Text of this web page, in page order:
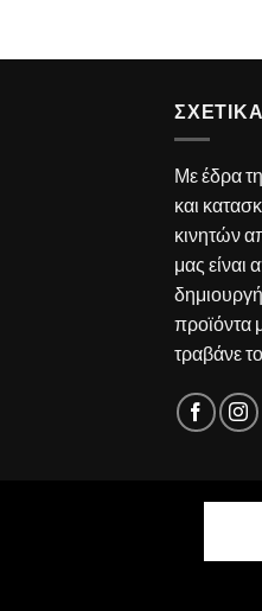
Με έδρα
και
κινητών
μας είναι
προϊόντα
τραβάνε